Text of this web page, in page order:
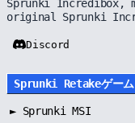
Sprunki Incredibox,
original Sprunki
Discord
Sprunki Retakeゲーム
► Sprunki MSI